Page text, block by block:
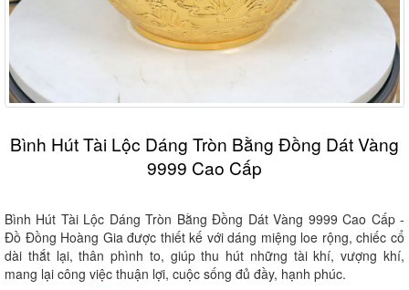
Bình Hút Tài Lộc Dáng Tròn Bằng Đồng Dát Vàng
9999 Cao Cấp
Bình Hút Tài Lộc Dáng Tròn Bằng Đồng Dát Vàng 9999 Cao Cấp -
Đồ Đồng Hoàng Gia được thiết kế với dáng miệng loe rộng, chiếc cổ
dài thắt lại, thân phình to, giúp thu hút những tài khí, vượng khí,
mang lại công việc thuận lợi, cuộc sống đủ đầy, hạnh phúc.